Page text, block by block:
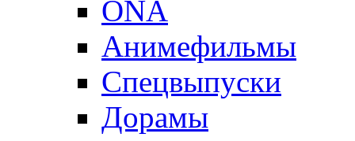
ONA
Анимефильмы
Спецвыпуски
Дорамы